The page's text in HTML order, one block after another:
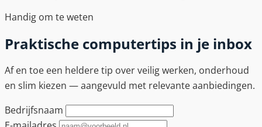
Handig om te weten
Praktische computertips in je inbox
Af en toe een heldere tip over veilig werken, onderhoud
en slim kiezen — aangevuld met relevante aanbiedingen.
Bedrijfsnaam